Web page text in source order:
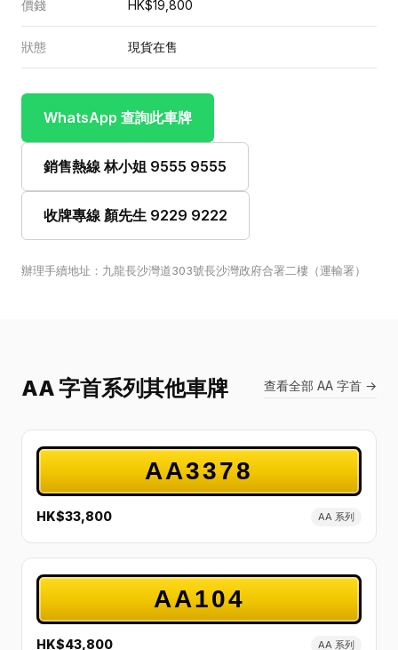
價錢 HK$19,800
狀態 現貨在售
WhatsApp 查詢此車牌
銷售熱線 林小姐 9555 9555
收牌專線 顏先生 9229 9222
辦理手續地址：九龍長沙灣道303號長沙灣政府合署二樓（運輸署）
AA 字首系列其他車牌 查看全部 AA 字首 →
AA3378
HK$33,800 AA 系列
AA104
HK$43,800 AA 系列